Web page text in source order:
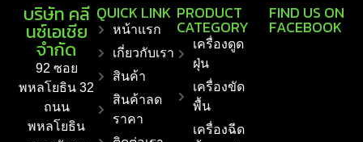
บริษัท คลี
นซ์เอเชีย
จำกัด
92 ซอย
พหลโยธิน 32
ถนน
พหลโยธิน
QUICK LINK
หน้าแรก
เกี่ยวกับเรา
สินค้า
สินค้าลด
ราคา
PRODUCT
CATEGORY
เครื่องดูด
ฝุ่น
เครื่องขัด
พื้น
เครื่องฉีด
FIND US ON
FACEBOOK